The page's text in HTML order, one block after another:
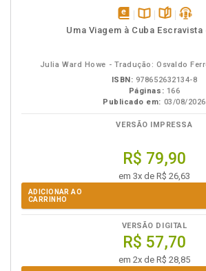
disponívelDisponível
páginas
Uma Viagem à Cuba Escravista
Julia Ward Howe - Tradução: Osvaldo
ISBN: 978652632134-8
Páginas: 166
Publicado em: 03/08/2026
VERSÃO IMPRESSA
R$ 79,90
em 3x de R$ 26,63
ADICIONAR AO
CARRINHO
VERSÃO DIGITAL
R$ 57,70
em 2x de R$ 28,85